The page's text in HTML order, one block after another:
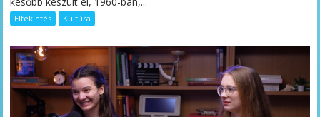
Eltekintés Kultúra